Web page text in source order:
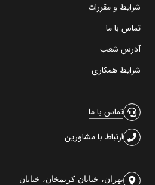
شرایط و مقررات
تماس با ما
آدرس شعب
شرایط همکاری
تماس با ما
ارتباط با مشاورین
تهران، خیابان کریمخان، خیابان